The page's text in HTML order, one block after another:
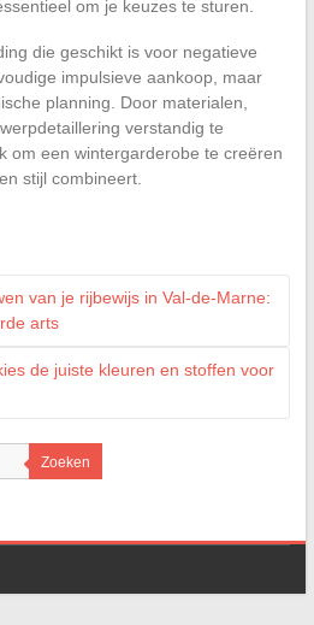
om je keuzes te sturen.
die geschikt is voor negatieve
impulsieve aankoop, maar
planning. Door materialen,
verstandig te
om een wintergarderobe te creëren
stijl combineert.
van je rijbewijs in Val-de-Marne:
arts
de juiste kleuren en stoffen voor
Zoeken